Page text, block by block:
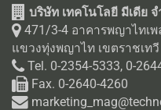
บริษัท เทคโนโลยี มีเดีย
471/3-4 อาคารพญาไทเพ
แขวงทุ่งพญาไท เขตราชเท
Tel. 0-2354-5333, 0-
Fax. 0-2640-4260